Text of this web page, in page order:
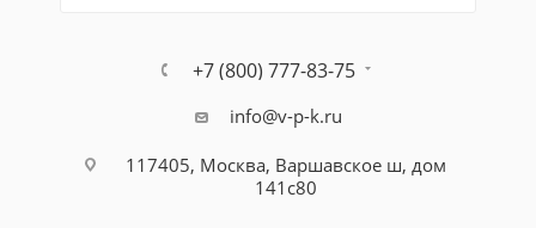
+7 (800) 777-83-75
info@v-p-k.ru
117405, Москва, Варшавское ш, дом
141с80